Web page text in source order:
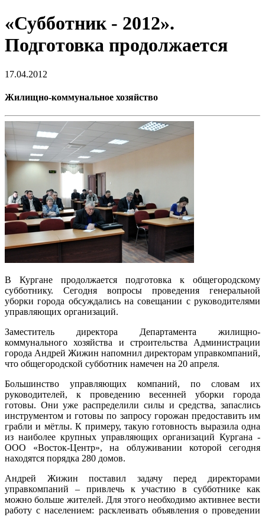
«Субботник - 2012».
Подготовка продолжается
17.04.2012
Жилищно-коммунальное хозяйство
В Кургане продолжается подготовка к общегородскому
субботнику. Сегодня вопросы проведения генеральной
уборки города обсуждались на совещании с руководителями
управляющих организаций.
Заместитель директора Департамента жилищно-
коммунального хозяйства и строительства Администрации
города Андрей Жижин напомнил директорам управкомпаний,
что общегородской субботник намечен на 20 апреля.
Большинство управляющих компаний, по словам их
руководителей, к проведению весенней уборки города
готовы. Они уже распределили силы и средства, запаслись
инструментом и готовы по запросу горожан предоставить им
грабли и мётлы. К примеру, такую готовность выразила одна
из наиболее крупных управляющих организаций Кургана -
ООО «Восток-Центр», на облуживании которой сегодня
находятся порядка 280 домов.
Андрей Жижин поставил задачу перед директорами
управкомпаний – привлечь к участию в субботнике как
можно больше жителей. Для этого необходимо активнее вести
работу с населением: расклеивать объявления о проведении